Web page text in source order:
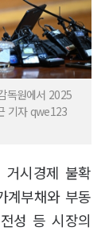
독원에서 2025
기자 qwe123
거시경제 불확
계부채와 부동
성 등 시장의